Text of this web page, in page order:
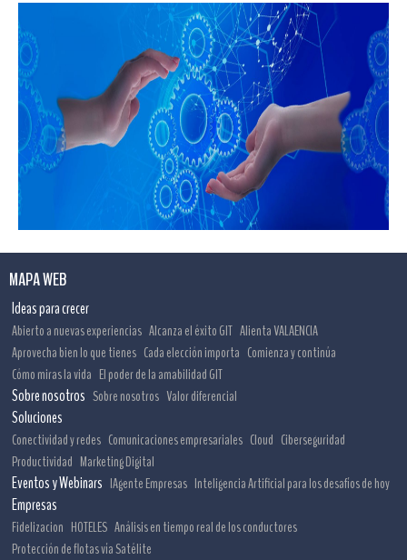
MAPA WEB
Ideas para crecer
Abierto a nuevas experiencias Alcanza el éxito GIT Alienta VALAENCIA
Aprovecha bien lo que tienes Cada elección importa Comienza y continúa
Cómo miras la vida El poder de la amabilidad GIT
Sobre nosotros Sobre nosotros Valor diferencial
Soluciones
Conectividad y redes Comunicaciones empresariales Cloud Ciberseguridad
Productividad Marketing Digital
Eventos y Webinars IAgente Empresas Inteligencia Artificial para los desafíos de hoy
Empresas
Fidelizacion HOTELES Análisis en tiempo real de los conductores
Protección de flotas vía Satélite